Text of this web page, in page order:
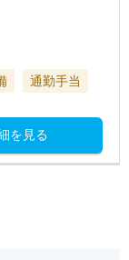
通勤手当
を見る